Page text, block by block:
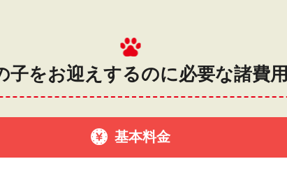
子をお迎えするのに必要な諸費
基本料金